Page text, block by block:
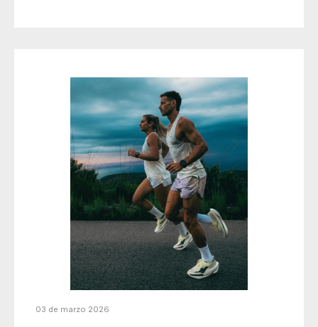
03 de marzo 2026